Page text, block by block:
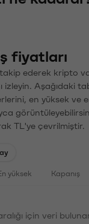
fiyatları
ederek kripto
izleyin. Aşağıdaki
en yüksek ve
TL'ye çevrilmiştir.
yüksek Kapanış
için veri